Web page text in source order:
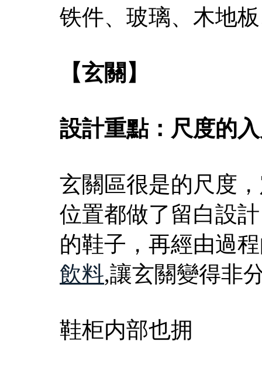
铁件、玻璃、木地
【玄關】
設計重點：尺度的
玄關區很是的尺度
位置都做了留白設
的鞋子，再經由過
飲料,讓玄關變得非
鞋柜内部也拥